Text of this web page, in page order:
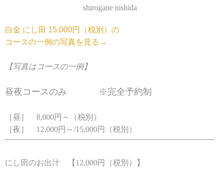
shirogane nishida
白金 にし田 15,000円（税別）の
コースの一例の写真を見る→
【写真はコースの一例】
昼夜コースのみ ※完全予約制
［昼］ 8,000円～（税別）
［夜］ 12,000円～/15,000円（税別）
にし田のお出汁 【12,000円（税別）】